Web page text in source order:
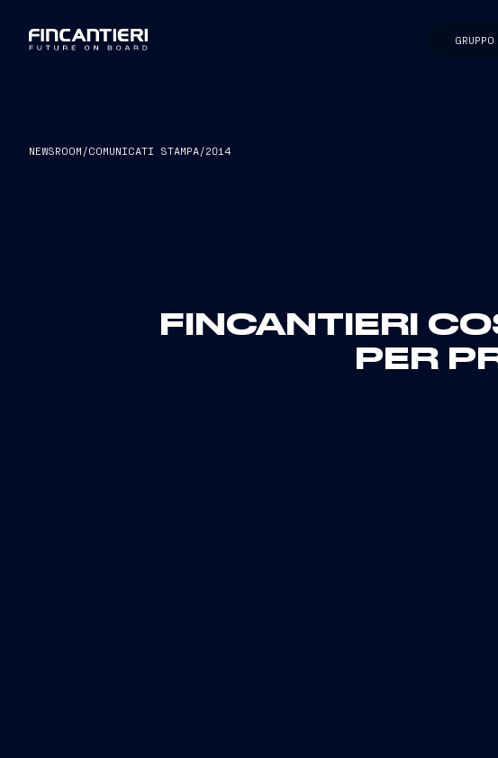
GRUPPO
NEWSROOM /COMUNICATI STAMPA/2014
FINCANTIERI
PER